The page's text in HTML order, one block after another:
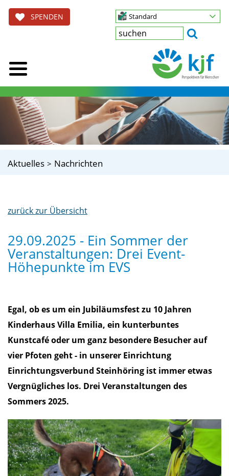
SPENDEN Standard
Aktuelles Nachrichten
zurück zur Übersicht
29.09.2025 - Ein Sommer der
Veranstaltungen: Drei Event-
Höhepunkte im EVS
Egal, ob es um ein Jubiläumsfest zu 10 Jahren
Kinderhaus Villa Emilia, ein kunterbuntes
Kunstcafé oder um ganz besondere Besucher auf
vier Pfoten geht - in unserer Einrichtung
Einrichtungsverbund Steinhöring ist immer etwas
Vergnügliches los. Drei Veranstaltungen des
Sommers 2025.